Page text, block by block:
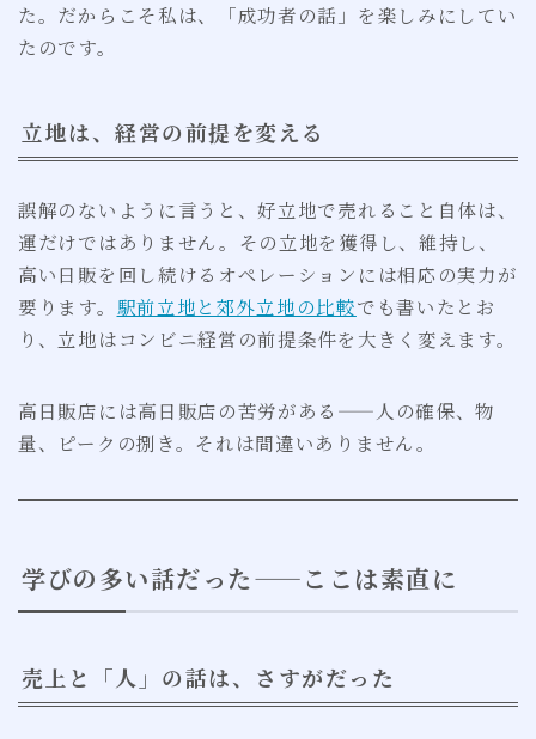
た。だからこそ私は、「成功者の話」を楽しみにしてい
たのです。
立地は、経営の前提を変える
誤解のないように言うと、好立地で売れること自体は、
運だけではありません。その立地を獲得し、維持し、
高い日販を回し続けるオペレーションには相応の実力が
要ります。 駅前立地と郊外立地の比較でも書いたとお
り、立地はコンビニ経営の前提条件を大きく変えます。
高日販店には高日販店の苦労がある——人の確保、物
量、ピークの捌き。それは間違いありません。
学びの多い話だった——ここは素直に
売上と「人」の話は、さすがだった